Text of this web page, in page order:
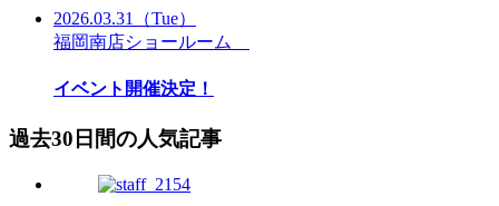
2026.03.31
（Tue）
福岡南店ショールーム
イベント開催決定！
過去30日間の人気記事